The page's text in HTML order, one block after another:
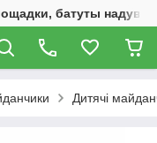
батуты
Дитячі